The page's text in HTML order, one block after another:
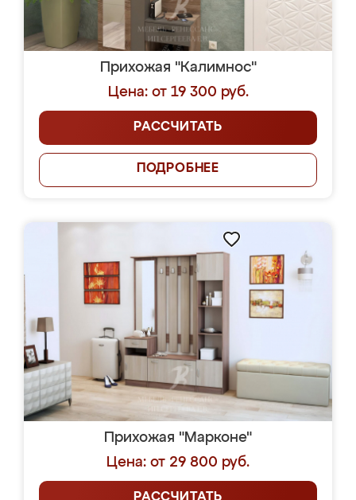
Прихожая "Калимнос"
Цена: от 19 300 руб.
РАССЧИТАТЬ
ПОДРОБНЕЕ
Прихожая "Марконе"
Цена: от 29 800 руб.